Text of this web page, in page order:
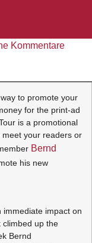
Kommentare
to promote your
for the print-ad
is a promotional
your readers or
Bernd
his new
immediate impact on
climbed up the
Bernd